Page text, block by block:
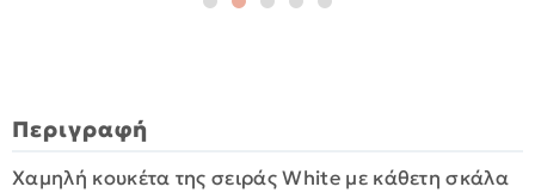
Περιγραφή
Χαμηλή κουκέτα της σειράς White με κάθετη σκάλα